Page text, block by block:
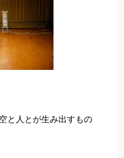
と人とが生み出すもの